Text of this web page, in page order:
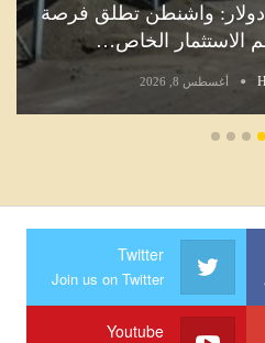
1.5 مليون دولار: واشنطن تطلق فرصة
الاستثمار الخاص…
أغسطس 8, 2026
Twitter
Join us on Twitter
Youtube